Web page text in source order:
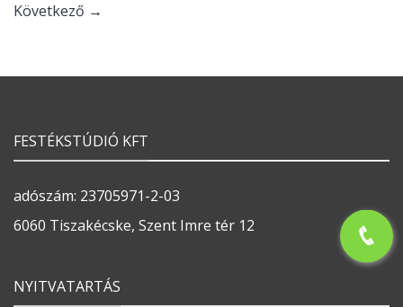
Következő →
FESTÉKSTÚDIÓ KFT
adószám: 23705971-2-03
6060 Tiszakécske, Szent Imre tér 12
NYITVATARTÁS